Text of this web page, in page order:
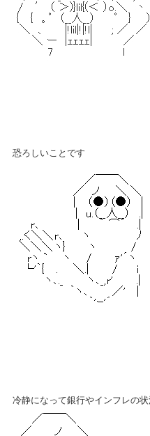
恐ろしいことです
冷静になって銀行やインフレの